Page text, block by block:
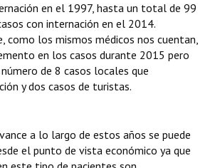
ORGÁNICA
en el 1997, hasta un total de 99
con internación en el 2014.
como los mismos médicos nos cuentan,
en los casos durante 2015 pero
de 8 casos locales que
y dos casos de turistas.
a lo largo de estos años se puede
el punto de vista económico ya que